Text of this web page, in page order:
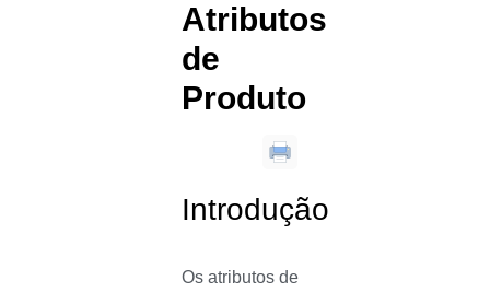
Atributos
de
Produto
Introdução
Os atributos de